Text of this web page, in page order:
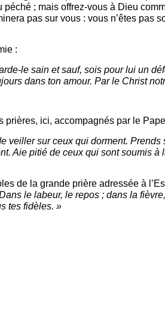
; mais offrez-vous à Dieu
pas sur vous : vous n’êtes pas
:
le sain et sauf, sois pour lui un
dans ton amour. Par le Christ
prières, ici, accompagnés par le
veiller sur ceux qui dorment.
Aie pitié de ceux qui sont soumis à
de la grande prière adressée à
le labeur, le repos ; dans la
tes fidèles. »